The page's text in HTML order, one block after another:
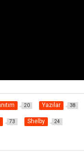
20 Yazılar 38
73 Shelby 24